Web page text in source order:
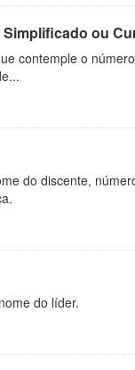
ou
contemple o
do discente,
do líder.